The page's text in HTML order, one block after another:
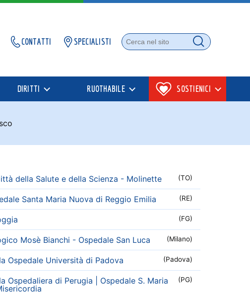
CONTATTI SPECIALISTI
Cerca nel sito
Cerca
DIRITTI RUOTHABILE SOSTIENICI
della Salute e della Scienza - Molinette (TO)
Santa Maria Nuova di Reggio Emilia (RE)
(FG)
Mosè Bianchi - Ospedale San Luca (Milano)
Ospedale Università di Padova (Padova)
Ospedaliera di Perugia | Ospedale S. Maria
(PG)